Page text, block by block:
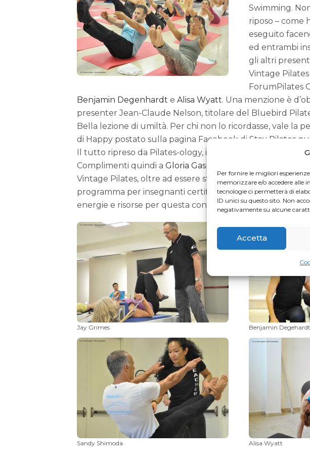
Per fornire le migliori
memorizzare e/o accedere alle
tecnologie ci permetterà di
ID unici su questo sito. Non
negativamente su alcune
Accetta
Swimming.
riposo – come
eseguito
ed entrambi
gli altri
Vintage
ForumPilates
Benjamin Degenhardt e Alisa Wyatt. Una menzione è
presenter Jean-Claude Nelson, titolare del Bluebird
Bella lezione di umiltà. Per chi non lo ricordasse, vale la
di Happy postato sulla pagina Facebook di Stay Pilates
Il tutto ripreso da Pilates-ology, il sito di lezioni video di
Complimenti quindi a Gloria Gasperi
Vintage Pilates, oltre ad essere stata selezionata da Jay
programma per insegnanti certificati da lui diretto.
energie e risorse per questa convention a beneficio
Jay Grimes Benjamin Degehardt
Sandy Shimoda Alisa Wyatt